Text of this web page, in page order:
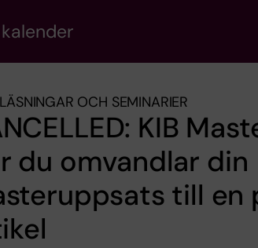
OCH SEMINARIER
KIB
du omvandlar din
till en